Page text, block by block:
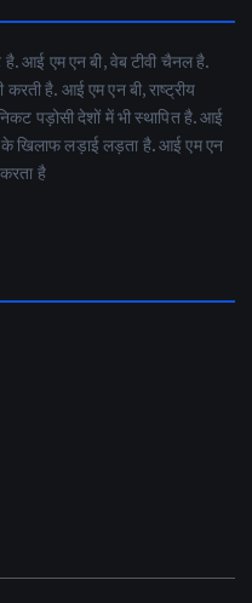
है. आई एम एन बी, वेब टीवी चैनल है.
है. आई एम एन बी, राष्ट्रीय
पड़ोसी देशों में भी स्थापित है. आई
के खिलाफ लड़ाई लड़ता है. आई एम एन
है